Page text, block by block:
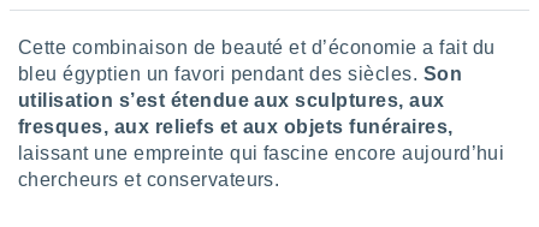
notre
le
en
le
Cette combinaison de beauté et d’économie a fait du
bleu égyptien un favori pendant des siècles. Son
utilisation s’est étendue aux sculptures, aux
fresques, aux reliefs et aux objets funéraires,
laissant une empreinte qui fascine encore aujourd’hui
chercheurs et conservateurs.